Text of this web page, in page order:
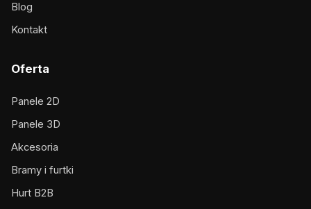
Blog
Kontakt
Oferta
Panele 2D
Panele 3D
Akcesoria
Bramy i furtki
Hurt B2B